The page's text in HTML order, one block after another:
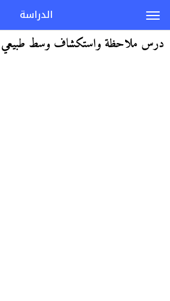
درس ملاحظة واستكشاف وسط طبيعي
الدراسة